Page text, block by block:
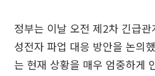
정부는 이날 오전 제2차 긴급
성전자 파업 대응 방안을 논의
는 현재 상황을 매우 엄중하게